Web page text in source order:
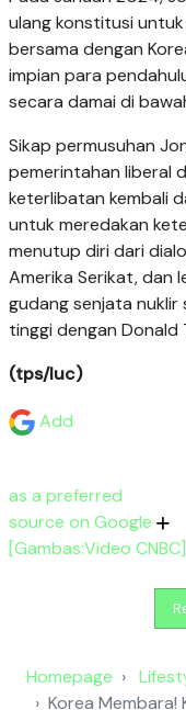
ulang konstitusi
bersama dengan
impian para
secara damai di
Sikap permusuhan
pemerintahan liberal
keterlibatan kembali
untuk meredakan
menutup diri dari
Amerika Serikat, dan
gudang senjata
tinggi dengan Donald
(tps/luc)
Add
as a preferred
source on Google
[Gambas:Video CNBC]
Homepage
Korea Membara!